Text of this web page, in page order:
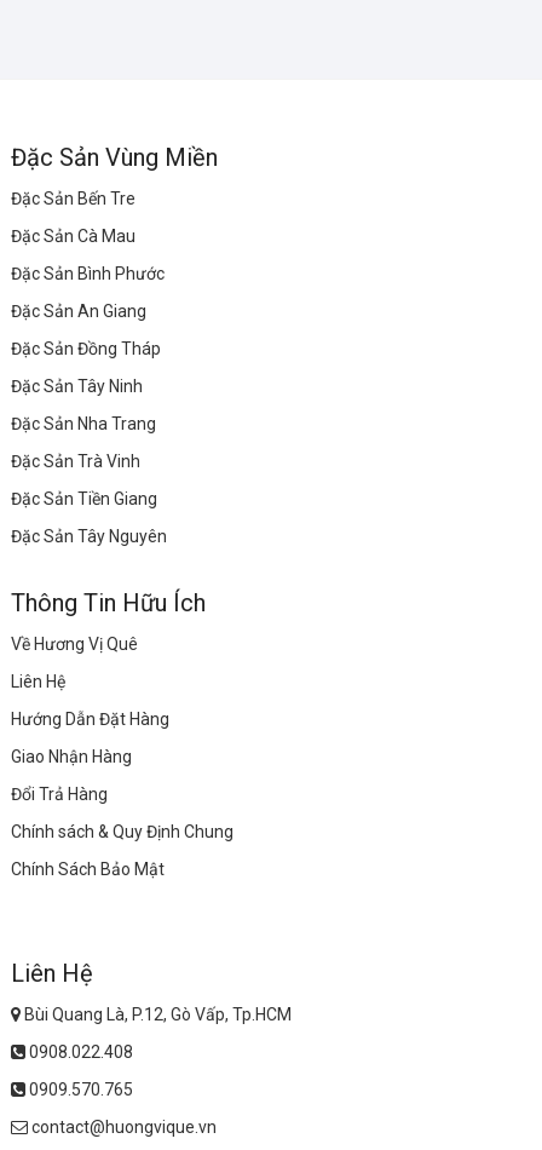
Đặc Sản Vùng Miền
Đặc Sản Bến Tre
Đặc Sản Cà Mau
Đặc Sản Bình Phước
Đặc Sản An Giang
Đặc Sản Đồng Tháp
Đặc Sản Tây Ninh
Đặc Sản Nha Trang
Đặc Sản Trà Vinh
Đặc Sản Tiền Giang
Đặc Sản Tây Nguyên
Thông Tin Hữu Ích
Về Hương Vị Quê
Liên Hệ
Hướng Dẫn Đặt Hàng
Giao Nhận Hàng
Đổi Trả Hàng
Chính sách & Quy Định Chung
Chính Sách Bảo Mật
Liên Hệ
Bùi Quang Là, P.12, Gò Vấp, Tp.HCM
0908.022.408
0909.570.765
contact@huongvique.vn